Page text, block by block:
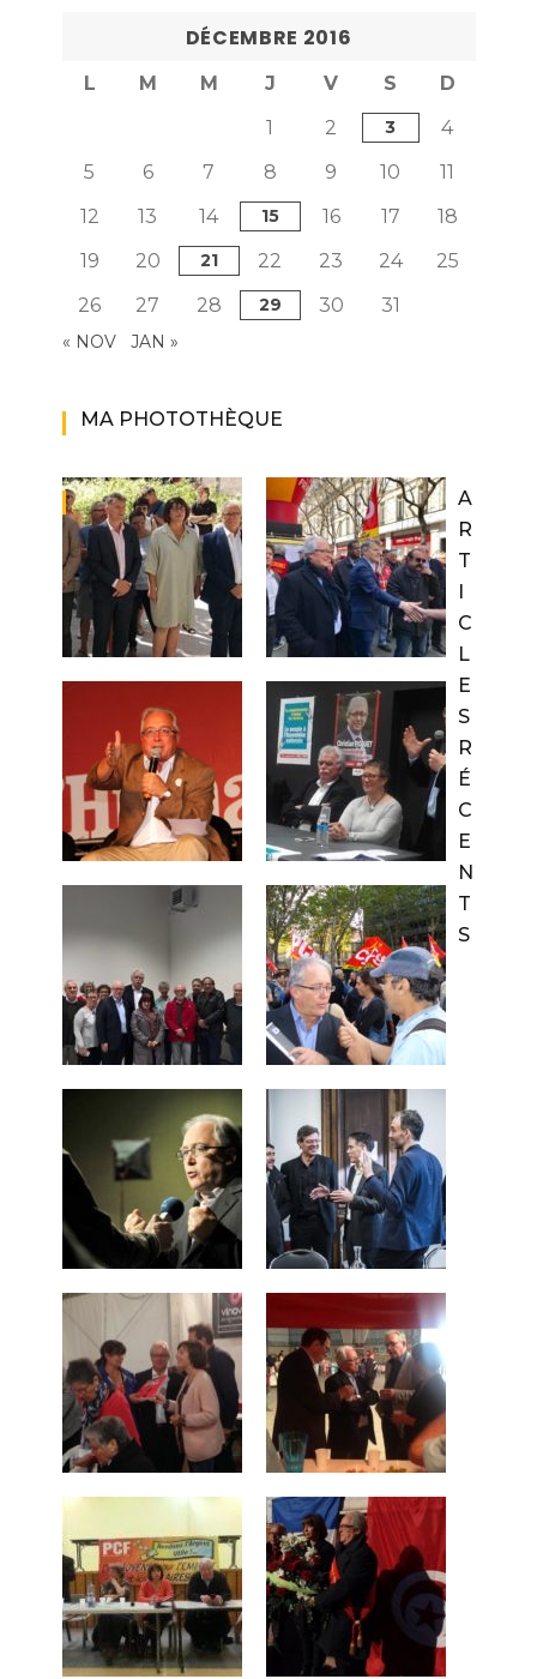
DÉCEMBRE 2016
L M M J V S
D
1
2 3
4
5
6 7 8 9 10
11
12
13 14 15 16 17
18
19
20 21 22 23 24
25
26
27 28 29 30 31
« NOV JAN »
MA PHOTOTHÈQUE
A
R
T
I
C
L
E
S
R
É
C
E
N
T
S